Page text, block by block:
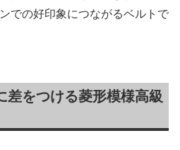
での好印象につながるベルトで
差をつける菱形模様高級